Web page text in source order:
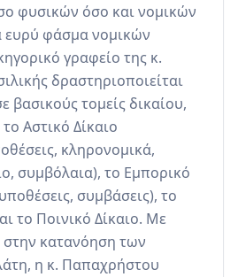
φυσικών όσο και νομικών
φάσμα νομικών
γραφείο της κ.
δραστηριοποιείται
βασικούς τομείς δικαίου,
Αστικό Δίκαιο
κληρονομικά,
συμβόλαια), το Εμπορικό
συμβάσεις), το
το Ποινικό Δίκαιο. Με
στην κατανόηση των
η κ. Παπαχρήστου